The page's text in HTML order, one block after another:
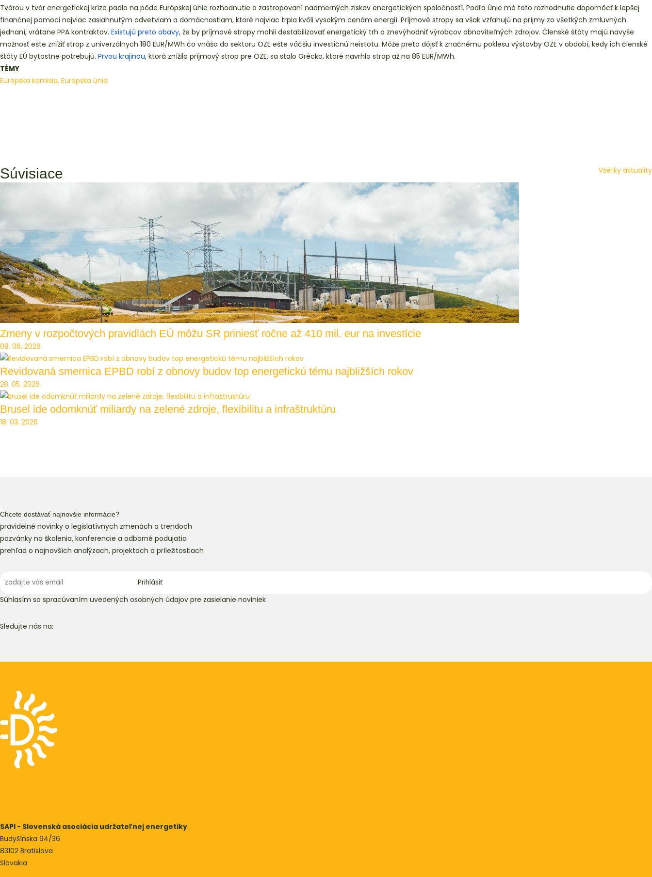
Tvárou v tvár energetickej kríze padlo na pôde Európskej únie rozhodnutie o zastropovaní nadmerných ziskov energetických spoločností. Podľa Únie má toto rozhodnutie dopomôcť k lepšej
finančnej pomoci najviac zasiahnutým odvetviam a domácnostiam, ktoré najviac trpia kvôli vysokým cenám energií. Príjmové stropy sa však vzťahujú na príjmy zo všetkých zmluvných
jednaní, vrátane PPA kontraktov. Existujú preto obavy, že by príjmové stropy mohli destabilizovať energetický trh a znevýhodniť výrobcov obnoviteľných zdrojov. Členské štáty majú navyše
možnosť ešte znížiť strop z univerzálnych 180 EUR/MWh čo vnáša do sektoru OZE ešte väčšiu investičnú neistotu. Môže preto dôjsť k značnému poklesu výstavby OZE v období, kedy ich členské
štáty EÚ bytostne potrebujú. Prvou krajinou, ktorá znížila príjmový strop pre OZE, sa stalo Grécko, ktoré navrhlo strop až na 85 EUR/MWh.
TÉMY
Európska komisia, Európska únia
Všetky aktuality
Súvisiace
Zmeny v rozpočtových pravidlách EÚ môžu SR priniesť ročne až 410 mil. eur na investície
09. 06. 2026
Revidovaná smernica EPBD robí z obnovy budov top energetickú tému najbližších rokov
28. 05. 2026
Brusel ide odomknúť miliardy na zelené zdroje, flexibilitu a infraštruktúru
18. 03. 2026
Chcete dostávať najnovšie informácie?
pravidelné novinky o legislatívnych zmenách a trendoch
pozvánky na školenia, konferencie a odborné podujatia
prehľad o najnovších analýzach, projektoch a príležitostiach
Súhlasím so spracúvaním uvedených osobných údajov pre zasielanie noviniek
Sledujte nás na:
SAPI - Slovenská asociácia udržateľnej energetiky
Budyšínska 94/36
83102 Bratislava
Slovakia